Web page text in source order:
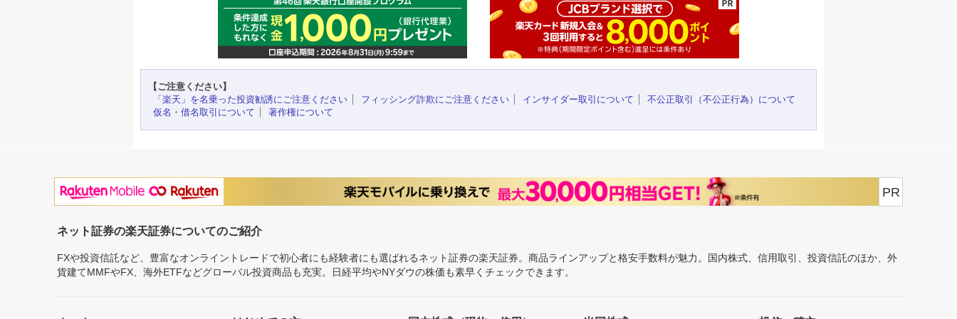
【ご注意ください】
「楽天」を名乗った投資勧誘にご注意ください
フィッシング詐欺にご注意ください インサイダー取引について
不公正取引（不公正行為）について
仮名・借名取引について
著作権について
PR
ネット証券の楽天証券についてのご紹介
FXや投資信託など、豊富なオンライントレードで初心者にも経験者にも選ばれるネット証券の楽天証券。商品ラインアップと格安手数料が魅力。国内株式、信用取引、投資信託のほか、外
貨建てMMFやFX、海外ETFなどグローバル投資商品も充実。日経平均やNYダウの株価も素早くチェックできます。